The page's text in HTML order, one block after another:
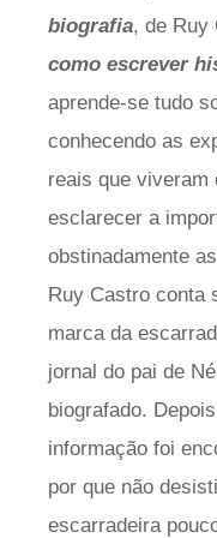
biografia, de Ruy
como escrever
aprende-se tudo
conhecendo as
reais que viveram
esclarecer a
obstinadamente
Ruy Castro conta
marca da
jornal do pai de
biografado.
informação foi
por que não
escarradeira